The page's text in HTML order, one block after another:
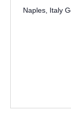
Naples, Italy